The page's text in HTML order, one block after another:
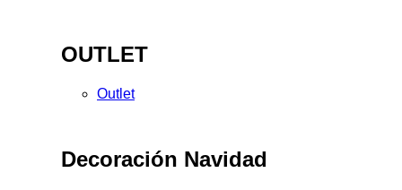
OUTLET
Outlet
Decoración Navidad